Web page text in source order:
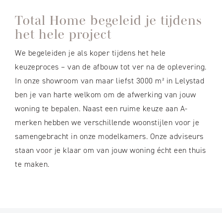
Total Home begeleid je tijdens
het hele project
We begeleiden je als koper tijdens het hele
keuzeproces – van de afbouw tot ver na de oplevering.
In onze showroom van maar liefst 3000 m² in Lelystad
ben je van harte welkom om de afwerking van jouw
woning te bepalen. Naast een ruime keuze aan A-
merken hebben we verschillende woonstijlen voor je
samengebracht in onze modelkamers. Onze adviseurs
staan voor je klaar om van jouw woning écht een thuis
te maken.